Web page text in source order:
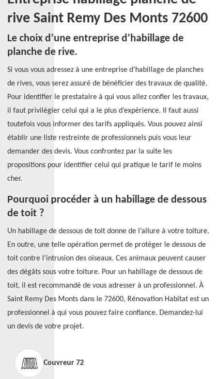
rive Saint Remy Des Monts 72600
Le choix d’une entreprise d’habillage de
planche de rive.
Si vous vous adressez à une entreprise d’habillage de planches
de rives, vous serez assuré de bénéficier des travaux de qualité.
Pour identifier le prestataire à qui vous allez confier les travaux,
il faut privilégier celui qui a le plus d’expérience. Il faut aussi
toutefois vous informer des tarifs appliqués. Vous pouvez ainsi
établir une liste restreinte de professionnels puis vous leur
demander des devis. Vous confrontez par la suite les
propositions pour identifier celui qui pratique le tarif le moins
cher.
Pourquoi procéder à un habillage de dessous
de toit ?
Un habillage de dessous de toit donne de l’allure à votre toiture.
En outre, une telle opération permet de protéger le dessous de
toit contre l’intrusion des oiseaux. Ces animaux peuvent causer
des dégâts sous votre toiture. Pour un habillage de dessous de
toit, il est recommandé de vous adresser à un professionnel. À
Saint Remy Des Monts dans le 72600, Rénovation Habitat est un
professionnel à qui vous pouvez faire confiance. Demandez-lui
un devis de votre projet.
Couvreur 72